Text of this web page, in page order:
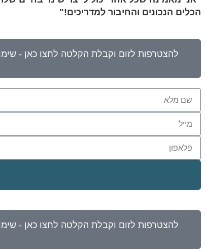
הכלים הנכונים והחיבור למדריכים!"